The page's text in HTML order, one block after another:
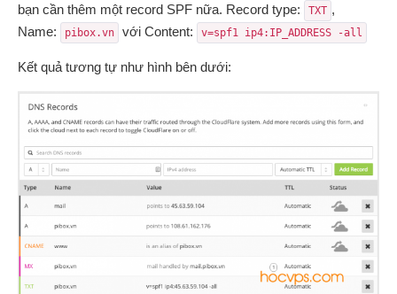
bạn cần thêm một record SPF nữa. Record type:
TXT ,
Name:
pibox.vn với Content: v=spf1 ip4:IP_ADDRESS -all
Kết quả tương tự như hình bên dưới: